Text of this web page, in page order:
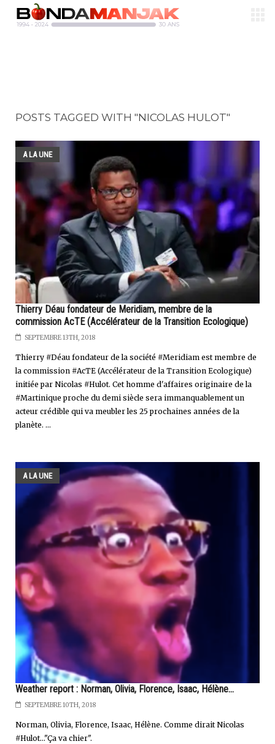
POSTS TAGGED WITH "NICOLAS HULOT"
A LA UNE
Thierry Déau fondateur de Meridiam, membre de la
commission AcTE (Accélérateur de la Transition Ecologique)
SEPTEMBRE 13TH, 2018
Thierry #Déau fondateur de la société #Meridiam est membre de
la commission #AcTE (Accélérateur de la Transition Ecologique)
initiée par Nicolas #Hulot. Cet homme d'affaires originaire de la
#Martinique proche du demi siècle sera immanquablement un
acteur crédible qui va meubler les 25 prochaines années de la
planète. ...
A LA UNE
Weather report : Norman, Olivia, Florence, Isaac, Hélène...
SEPTEMBRE 10TH, 2018
Norman, Olivia, Florence, Isaac, Hélène. Comme dirait Nicolas
#Hulot..."Ça va chier".